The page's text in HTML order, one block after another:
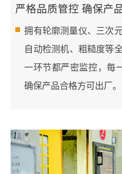
严格品质管控 确保产
拥有轮廓测量仪、三次
自动检测机、粗糙度等
一环节都严密监控，每
确保产品合格方可出厂。